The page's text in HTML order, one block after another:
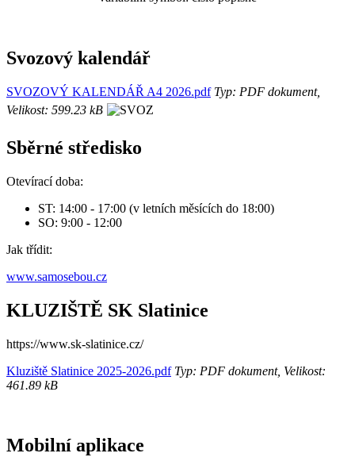
Svozový kalendář
SVOZOVÝ KALENDÁŘ A4 2026.pdfTyp: PDF dokument,
Velikost: 599.23 kB
Sběrné středisko
Otevírací doba:
ST: 14:00 - 17:00 (v letních měsících do 18:00)
SO: 9:00 - 12:00
Jak třídit:
www.samosebou.cz
KLUZIŠTĚ SK Slatinice
https://www.sk-slatinice.cz/
Kluziště Slatinice 2025-2026.pdfTyp: PDF dokument, Velikost:
461.89 kB
Mobilní aplikace